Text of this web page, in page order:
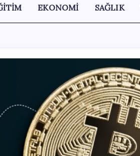
EKONOMİ SAĞLIK